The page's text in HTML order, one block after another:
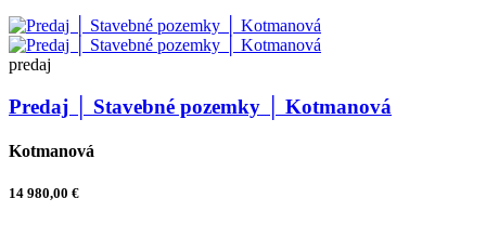
predaj
Predaj │ Stavebné pozemky │ Kotmanová
Kotmanová
14 980,00 €